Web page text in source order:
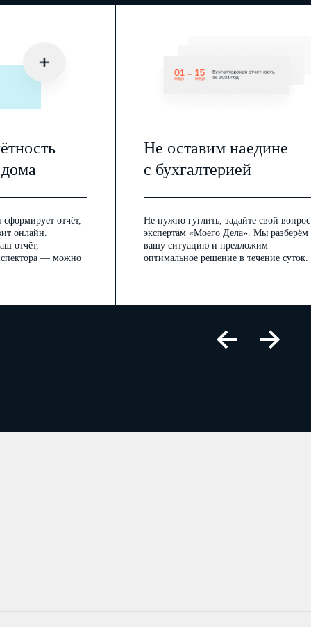
сформирует отчёт,
онлайн.
отчёт,
— можно
Не оставим наедине
с бухгалтерией
Не нужно гуглить, задайте свой вопрос
экспертам «Моего Дела». Мы разберём
вашу ситуацию и предложим
оптимальное решение в течение суток.